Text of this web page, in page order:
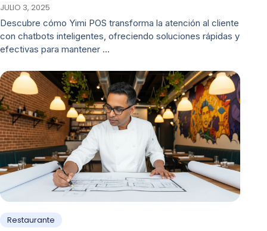
JULIO 3, 2025
Descubre cómo Yimi POS transforma la atención al cliente
con chatbots inteligentes, ofreciendo soluciones rápidas y
efectivas para mantener …
Restaurante